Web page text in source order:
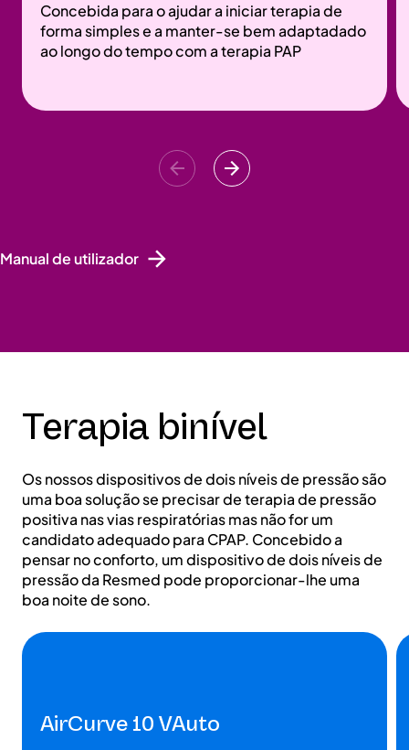
Concebida para o ajudar a iniciar terapia de
forma simples e a manter-se bem adaptadado
ao longo do tempo com a terapia PAP
Manual de utilizador
Terapia binível
Os nossos dispositivos de dois níveis de pressão são
uma boa solução se precisar de terapia de pressão
positiva nas vias respiratórias mas não for um
candidato adequado para CPAP. Concebido a
pensar no conforto, um dispositivo de dois níveis de
pressão da Resmed pode proporcionar-lhe uma
boa noite de sono.
AirCurve 10 VAuto